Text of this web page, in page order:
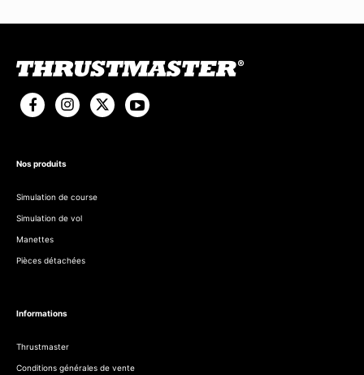
Nos produits
Simulation de course
Simulation de vol
Manettes
Pièces détachées
Informations
Thrustmaster
Conditions générales de vente